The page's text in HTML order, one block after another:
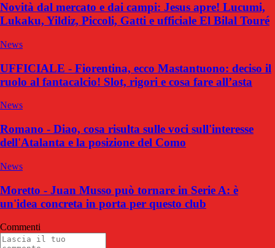
Novità dal mercato e dai campi: Jesus apre! Lucumi,
Lukaku, Yildiz, Piccoli, Gatti e ufficiale El Bilal Touré
News
UFFICIALE - Fiorentina, ecco Mastantuono: deciso il
ruolo al fantacalcio! Slot, rigori e cosa fare all’asta
News
Romano - Diao, cosa risulta sulle voci sull'interesse
dell'Atalanta e la posizione del Como
News
Moretto - Juan Musso può tornare in Serie A: è
un'idea concreta in porta per questo club
Commenti